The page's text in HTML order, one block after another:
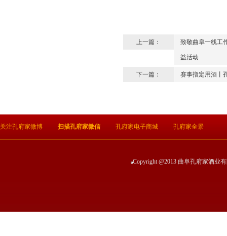
上一篇： 致敬曲阜一线工
益活动
下一篇： 赛事指定用酒丨
关注孔府家微博 扫描孔府家微信 孔府家电子商城 孔府家全景
Copyright @2013 曲阜孔府家酒业